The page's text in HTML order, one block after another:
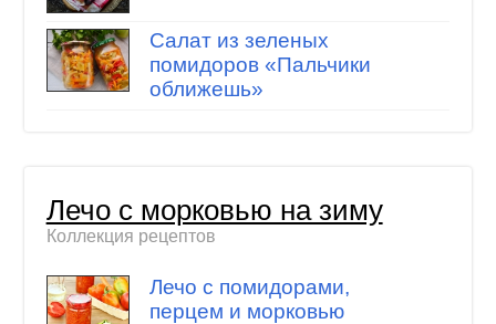
Салат из зеленых
помидоров «Пальчики
оближешь»
Лечо с морковью на зиму
Коллекция рецептов
Лечо с помидорами,
перцем и морковью